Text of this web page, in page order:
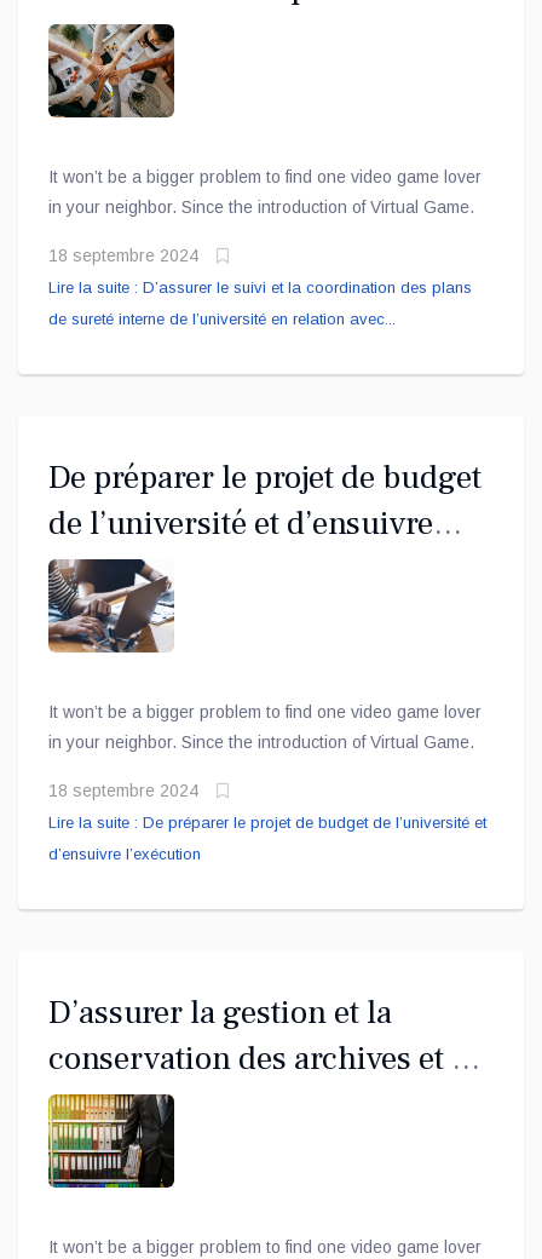
sureté interne de l’université en
relation avec le bureau
ministériel de sureté interne.
It won’t be a bigger problem to find one video game lover
in your neighbor. Since the introduction of Virtual Game.
18 septembre 2024
Lire la suite : D’assurer le suivi et la coordination des plans
de sureté interne de l’université en relation avec...
De préparer le projet de budget
de l’université et d’ensuivre
l’exécution
It won’t be a bigger problem to find one video game lover
in your neighbor. Since the introduction of Virtual Game.
18 septembre 2024
Lire la suite : De préparer le projet de budget de l’université et
d’ensuivre l’exécution
D’assurer la gestion et la
conservation des archives et de
la documentation du rectorat .
It won’t be a bigger problem to find one video game lover